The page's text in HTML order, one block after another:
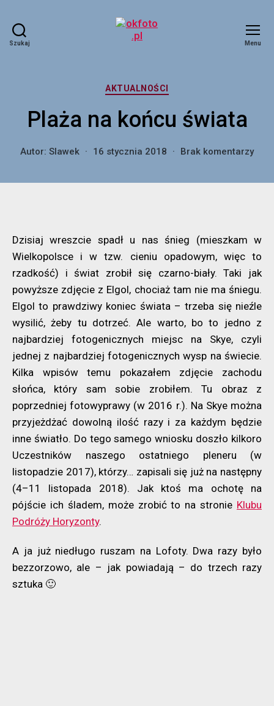
Szukaj Menu
Kategorie
AKTUALNOŚCI
Plaża na końcu świata
Autor: Slawek 16 stycznia 2018 Brak komentarzydo
Dzisiaj wreszcie spadł u nas śnieg (mieszkam w
Wielkopolsce i w tzw. cieniu opadowym, więc to
rzadkość) i świat zrobił się czarno-biały. Taki jak
powyższe zdjęcie z Elgol, chociaż tam nie ma śniegu.
Elgol to prawdziwy koniec świata – trzeba się nieźle
wysilić, żeby tu dotrzeć. Ale warto, bo to jedno z
najbardziej fotogenicznych miejsc na Skye, czyli
jednej z najbardziej fotogenicznych wysp na świecie.
Kilka wpisów temu pokazałem zdjęcie zachodu
słońca, który sam sobie zrobiłem. Tu obraz z
poprzedniej fotowyprawy (w 2016 r.). Na Skye można
przyjeżdżać dowolną ilość razy i za każdym będzie
inne światło. Do tego samego wniosku doszło kilkoro
Uczestników naszego ostatniego pleneru (w
listopadzie 2017), którzy… zapisali się już na następny
(4–11 listopada 2018). Jak ktoś ma ochotę na
pójście ich śladem, może zrobić to na stronie Klubu
Podróży Horyzonty.
A ja już niedługo ruszam na Lofoty. Dwa razy było
bezzorzowo, ale – jak powiadają – do trzech razy
sztuka 🙂